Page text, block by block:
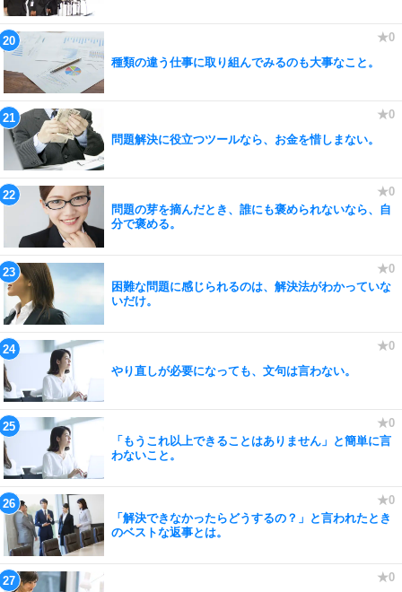
種類の違う仕事に取り組んでみるのも大事なこと。
問題解決に役立つツールなら、お金を惜しまない。
問題の芽を摘んだとき、誰にも褒められないなら、自
分で褒める。
困難な問題に感じられるのは、解決法がわかっていな
いだけ。
やり直しが必要になっても、文句は言わない。
「もうこれ以上できることはありません」と簡単に言
わないこと。
「解決できなかったらどうするの？」と言われたとき
のベストな返事とは。